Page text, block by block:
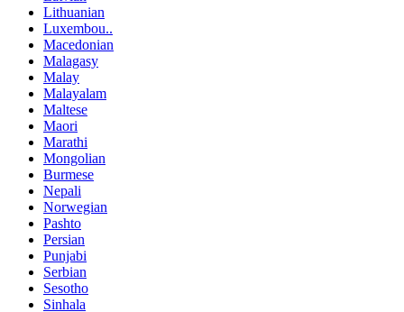
Lithuanian
Luxembou..
Macedonian
Malagasy
Malay
Malayalam
Maltese
Maori
Marathi
Mongolian
Burmese
Nepali
Norwegian
Pashto
Persian
Punjabi
Serbian
Sesotho
Sinhala